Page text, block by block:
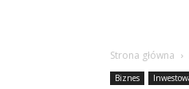
Strona główna
Biznes